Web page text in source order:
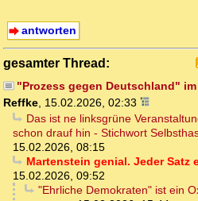
antworten
gesamter Thread:
"Prozess gegen Deutschland"
Reffke, 15.02.2026, 02:33
Das ist ne linksgrüne
schon drauf hin - Stichwort
15.02.2026, 08:15
Martenstein genial. Jeder Satz
15.02.2026, 09:52
"Ehrliche Demokraten" ist ein